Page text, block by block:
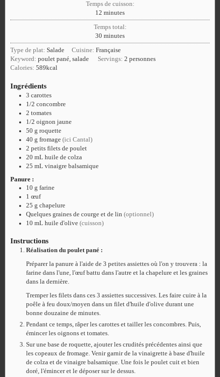
Temps de cuisson:
12 minutes
Temps total:
30 minutes
Type de plat: Salade Cuisine:Française
Keyword: poulet pané, salade Servings:2 personnes
Calories: 589kcal
Ingrédients
3 carottes
1/2 concombre
2 tomates
1/2 oignon jaune
50 g roquette
40 g fromage (ici Cantal)
2 petits filets de poulet
20 mL huile de colza
25 mL vinaigre balsamique
Panure :
10 g farine
1 œuf
25 g chapelure
Quelques graines de courge et de lin (optionnel)
10 mL huile d'olive (cuisson)
Instructions
Réalisation du poulet pané :
Préparer la panure à l'aide de 3 petites assiettes où l'on y trouvera : la
farine dans l'une, l'œuf battu dans l'autre et la chapelure et les graines
dans la dernière.
Tremper les filets dans ces 3 assiettes successives. Les faire cuire à la
poêle à feu doux/moyen dans un filet d'huile d'olive durant une
bonne douzaine de minutes.
Pendant ce temps, râper les carottes et tailler les concombres. Puis,
émincer les oignons et tomates.
Sur une base de roquette, ajouter les crudités précédentes ainsi que
les copeaux de fromage. Venir garnir de la vinaigrette à base d'huile
de colza et de vinaigre balsamique. Une fois le poulet cuit et bien
doré, l'émincer et le déposer sur le dessus.